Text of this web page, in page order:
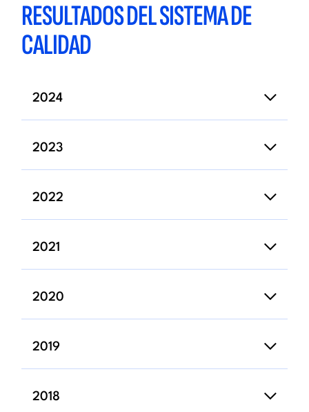
RESULTADOS DEL SISTEMA DE
CALIDAD
2024
2023
2022
2021
2020
2019
2018